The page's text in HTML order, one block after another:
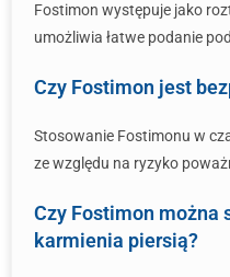
Fostimon występuje jako
umożliwia łatwe podanie
Czy Fostimon jest
Stosowanie Fostimonu w
ze względu na ryzyko
Czy Fostimon można
karmienia piersią?